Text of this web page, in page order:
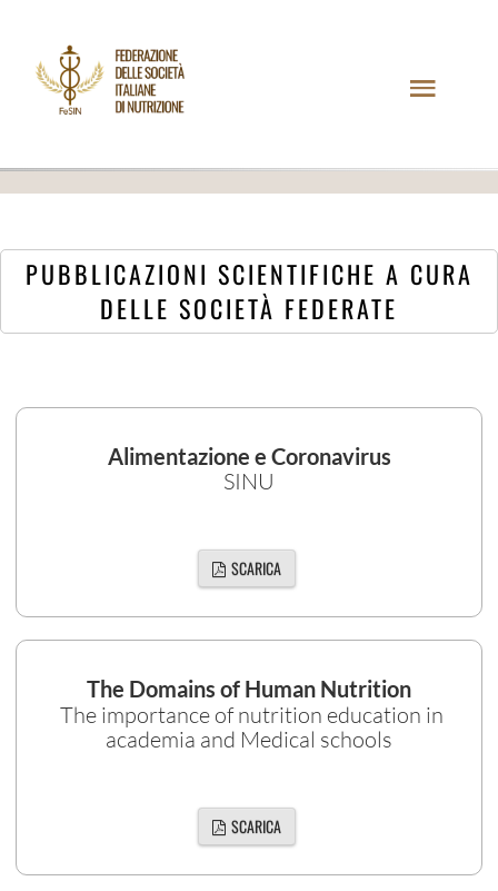
PUBBLICAZIONI SCIENTIFICHE A CURA
DELLE SOCIETÀ FEDERATE
Alimentazione e Coronavirus
SINU
SCARICA
The Domains of Human Nutrition
The importance of nutrition education in
academia and Medical schools
SCARICA